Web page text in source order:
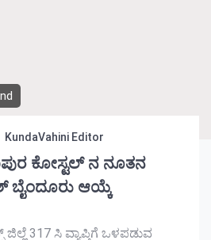
KundaVahini Editor
ಕೋಸ್ಟಲ್ ನ ನೂತನ
ಬೈಂದೂರು ಆಯ್ಕೆ
317 ಸಿ ವ್ಯಾಪ್ತಿಗೆ ಒಳಪಡುವ